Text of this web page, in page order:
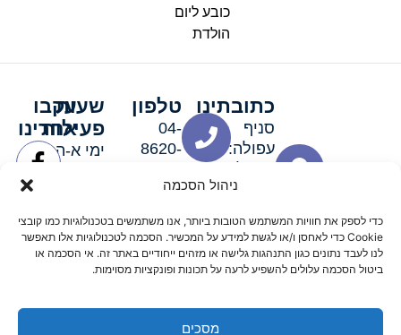
ניהול הסכמה
כדי לספק את חוויות המשתמש הטובות ביותר, אנו משתמשים בטכנולוגיות כמו קובצי
Cookie כדי לאחסן ו/או לגשת למידע על המכשיר. הסכמה לטכנולוגיות אלו תאפשר
לנו לעבד נתונים כגון התנהגות גלישה או מזהים ייחודיים באתר זה. אי הסכמה או
ביטול הסכמה עלולים להשפיע לרעה על תכונות ופונקציות מסוימות.
מסכים
כובע ליום
הולדת
כתובתינו
סניף
עפולה:
סניף מגדל
האלה 19
טלפון
04-
8620-
שעות
פעילות
ימי א-ה:
ימי שישי
וערבי חג:
8:30-
15:00
עקבו
אחרינו